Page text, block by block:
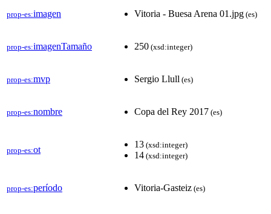
prop-es:imagen Vitoria - Buesa Arena 01.jpg (es)
prop-es:imagenTamaño 250 (xsd:integer)
prop-es:mvp Sergio Llull (es)
prop-es:nombre Copa del Rey 2017 (es)
prop-es:ot
13 (xsd:integer)
14 (xsd:integer)
prop-es:período Vitoria-Gasteiz (es)